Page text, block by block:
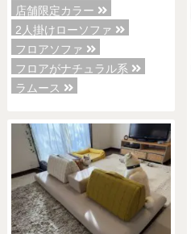
店舗限定カラー
2人掛けローソファ
フロアソファ
フロアがナチュラル系
ラムース